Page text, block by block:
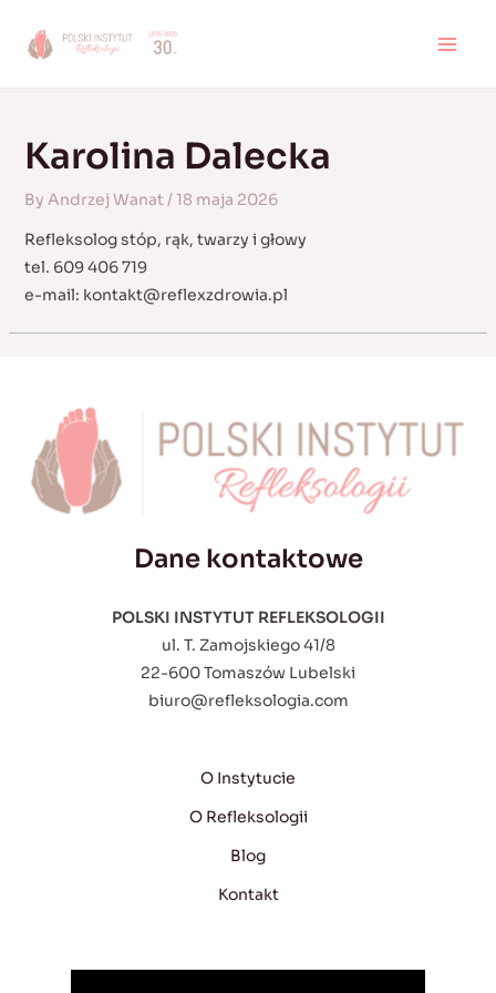
Karolina Dalecka
By Andrzej Wanat/18 maja 2026
Refleksolog stóp, rąk, twarzy i głowy
tel. 609 406 719
e-mail: kontakt@reflexzdrowia.pl
Dane kontaktowe
POLSKI INSTYTUT REFLEKSOLOGII
ul. T. Zamojskiego 41/8
22-600 Tomaszów Lubelski
biuro@refleksologia.com
O Instytucie
O Refleksologii
Blog
Kontakt